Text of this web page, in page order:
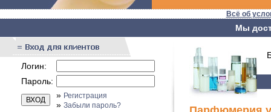
Всё об
Мы
Логин:
Пароль:
» Регистрация
» Забыли пароль?